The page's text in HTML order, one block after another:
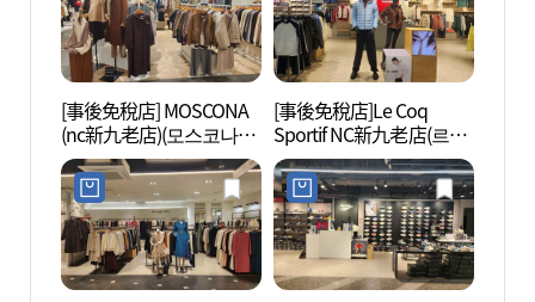
[事後免稅店] MOSCONA
(nc新九老店)(모스코나
NC 신구로점)
[事後免稅店]Le Coq
Sportif NC新九老店(르꼬
끄 스포르티브 NC 신구로
점)